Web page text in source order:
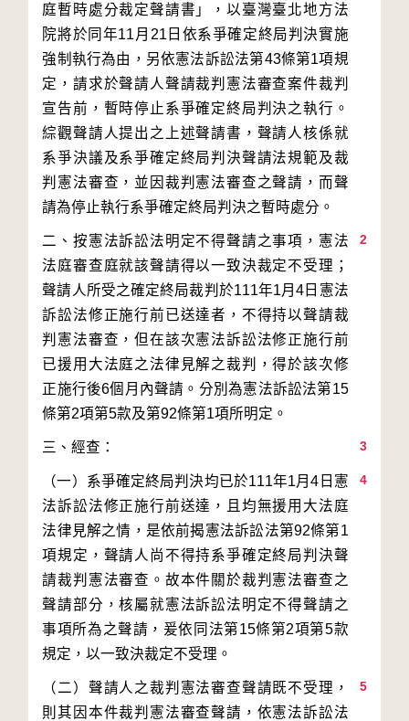
庭暫時處分裁定聲請書」，以臺灣臺北地方法
院將於同年11月21日依系爭確定終局判決實施
強制執行為由，另依憲法訴訟法第43條第1項規
定，請求於聲請人聲請裁判憲法審查案件裁判
宣告前，暫時停止系爭確定終局判決之執行。
綜觀聲請人提出之上述聲請書，聲請人核係就
系爭決議及系爭確定終局判決聲請法規範及裁
判憲法審查，並因裁判憲法審查之聲請，而聲
2
二、按憲法訴訟法明定不得聲請之事項，憲法
法庭審查庭就該聲請得以一致決裁定不受理；
聲請人所受之確定終局裁判於111年1月4日憲法
訴訟法修正施行前已送達者，不得持以聲請裁
判憲法審查，但在該次憲法訴訟法修正施行前
已援用大法庭之法律見解之裁判，得於該次修
正施行後6個月內聲請。分別為憲法訴訟法第15
3
4
（一）系爭確定終局判決均已於111年1月4日憲
法訴訟法修正施行前送達，且均無援用大法庭
法律見解之情，是依前揭憲法訴訟法第92條第1
項規定，聲請人尚不得持系爭確定終局判決聲
請裁判憲法審查。故本件關於裁判憲法審查之
聲請部分，核屬就憲法訴訟法明定不得聲請之
事項所為之聲請，爰依同法第15條第2項第5款
5
（二）聲請人之裁判憲法審查聲請既不受理，
則其因本件裁判憲法審查聲請，依憲法訴訟法